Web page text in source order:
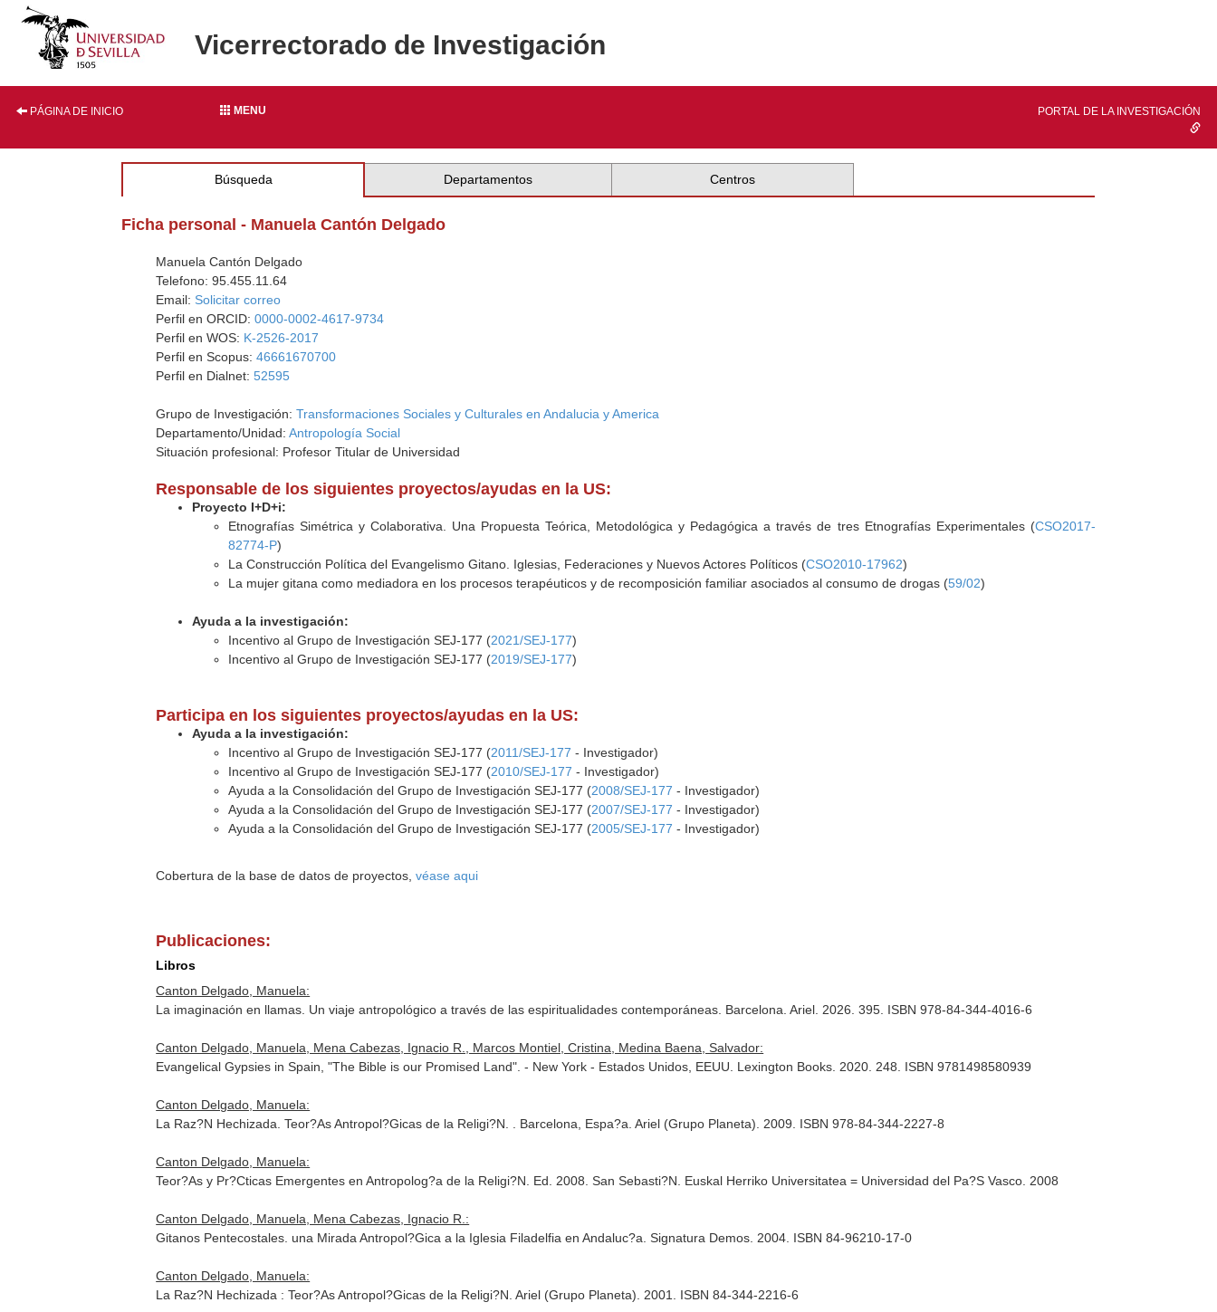
Vicerrectorado de Investigación
PÁGINA DE INICIO MENU PORTAL DE LA INVESTIGACIÓN
Búsqueda Departamentos Centros
Ficha personal - Manuela Cantón Delgado
Manuela Cantón Delgado
Telefono: 95.455.11.64
Email: Solicitar correo
Perfil en ORCID:0000-0002-4617-9734
Perfil en WOS: K-2526-2017
Perfil en Scopus:46661670700
Perfil en Dialnet:52595
Grupo de Investigación:Transformaciones Sociales y Culturales en Andalucia y America
Departamento/Unidad:Antropología Social
Situación profesional: Profesor Titular de Universidad
Responsable de los siguientes proyectos/ayudas en la US:
Proyecto I+D+i:
Etnografías Simétrica y Colaborativa. Una Propuesta Teórica, Metodológica y Pedagógica a través de tres Etnografías Experimentales (CSO2017-
82774-P)
La Construcción Política del Evangelismo Gitano. Iglesias, Federaciones y Nuevos Actores Políticos (CSO2010-17962)
La mujer gitana como mediadora en los procesos terapéuticos y de recomposición familiar asociados al consumo de drogas (59/02)
Ayuda a la investigación:
Incentivo al Grupo de Investigación SEJ-177 (2021/SEJ-177)
Incentivo al Grupo de Investigación SEJ-177 (2019/SEJ-177)
Participa en los siguientes proyectos/ayudas en la US:
Ayuda a la investigación:
Incentivo al Grupo de Investigación SEJ-177 (2011/SEJ-177 - Investigador)
Incentivo al Grupo de Investigación SEJ-177 (2010/SEJ-177 - Investigador)
Ayuda a la Consolidación del Grupo de Investigación SEJ-177 (2008/SEJ-177 - Investigador)
Ayuda a la Consolidación del Grupo de Investigación SEJ-177 (2007/SEJ-177 - Investigador)
Ayuda a la Consolidación del Grupo de Investigación SEJ-177 (2005/SEJ-177 - Investigador)
Cobertura de la base de datos de proyectos,véase aqui
Publicaciones:
Libros
Canton Delgado, Manuela:
La imaginación en llamas. Un viaje antropológico a través de las espiritualidades contemporáneas. Barcelona. Ariel. 2026. 395. ISBN 978-84-344-4016-6
Canton Delgado, Manuela, Mena Cabezas, Ignacio R., Marcos Montiel, Cristina, Medina Baena, Salvador:
Evangelical Gypsies in Spain, "The Bible is our Promised Land". - New York - Estados Unidos, EEUU. Lexington Books. 2020. 248. ISBN 9781498580939
Canton Delgado, Manuela:
La Raz?N Hechizada. Teor?As Antropol?Gicas de la Religi?N. . Barcelona, Espa?a. Ariel (Grupo Planeta). 2009. ISBN 978-84-344-2227-8
Canton Delgado, Manuela:
Teor?As y Pr?Cticas Emergentes en Antropolog?a de la Religi?N. Ed. 2008. San Sebasti?N. Euskal Herriko Universitatea = Universidad del Pa?S Vasco. 2008
Canton Delgado, Manuela, Mena Cabezas, Ignacio R.:
Gitanos Pentecostales. una Mirada Antropol?Gica a la Iglesia Filadelfia en Andaluc?a. Signatura Demos. 2004. ISBN 84-96210-17-0
Canton Delgado, Manuela:
La Raz?N Hechizada : Teor?As Antropol?Gicas de la Religi?N. Ariel (Grupo Planeta). 2001. ISBN 84-344-2216-6